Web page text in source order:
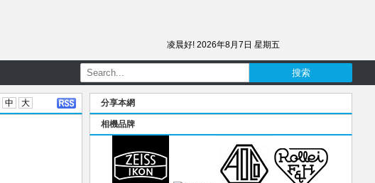
凌晨好! 2026年8月7日 星期五
中 大 分享本網
相機品牌